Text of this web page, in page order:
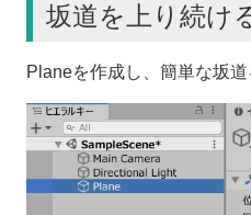
坂道を上り続け
Planeを作成し、簡単な坂道